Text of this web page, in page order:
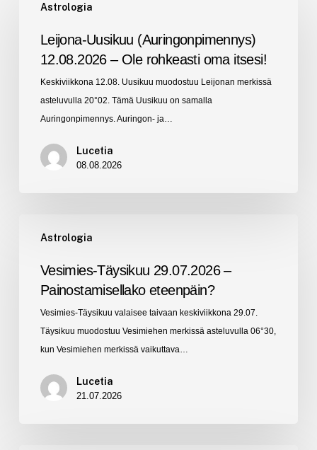
Astrologia
Uusikuu
12.08.2026
rohkeasti
Leijona-Uusikuu (Auringonpimennys)
12.08.2026 – Ole rohkeasti oma itsesi!
Keskiviikkona 12.08. Uusikuu muodostuu Leijonan merkissä
asteluvulla 20°02. Tämä Uusikuu on samalla
Auringonpimennys. Auringon- ja…
Lucetia
08.08.2026
Astrologia
Täysikuu
Painostamisellako
eteenpäin?
Vesimies-Täysikuu 29.07.2026 –
Painostamisellako eteenpäin?
Vesimies-Täysikuu valaisee taivaan keskiviikkona 29.07.
Täysikuu muodostuu Vesimiehen merkissä asteluvulla 06°30,
kun Vesimiehen merkissä vaikuttava…
Lucetia
21.07.2026